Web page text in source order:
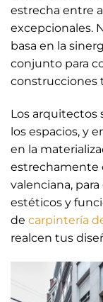
estrecha entre
excepcionales.
basa en la
conjunto para
construcciones
Los arquitectos
los espacios, y
en la
estrechamente
valenciana,
estéticos y
de carpintería
realcen tus